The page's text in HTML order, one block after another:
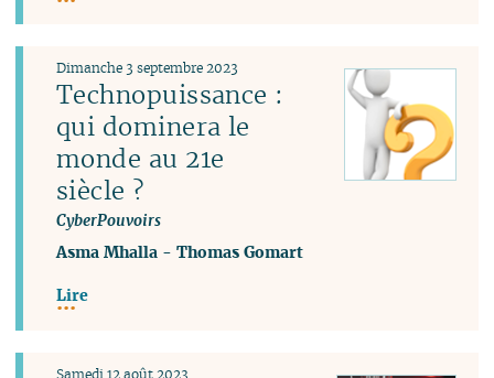
Technopuissance :
qui dominera le
monde au 21e
siècle ?
CyberPouvoirs
Dimanche 3 septembre 2023
Asma Mhalla -Thomas Gomart
Lire
Samedi 12 août 2023